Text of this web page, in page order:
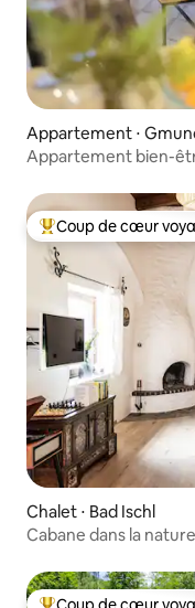
Appartement ⋅
Appartement bien-
Coups de cœur
Coup de cœur
Chalet ⋅ Bad Ischl
Cabane dans la